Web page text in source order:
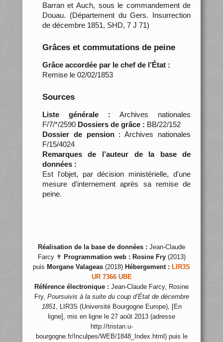
Barran et Auch, sous le commandement de
Douau. (Département du Gers. Insurrection
de décembre 1851, SHD, 7 J 71)
Grâces et commutations de peine
Grâce accordée par le chef de l’État :
Remise le 02/02/1853
Sources
Liste générale : Archives nationales
F/7/*/2590 Dossiers de grâce : BB/22/152
Dossier de pension: Archives nationales
F/15/4024
Remarques de l’auteur de la base de
données :
Est l'objet, par décision ministérielle, d'une
mesure d'internement après sa remise de
peine.
Réalisation de la base de données : Jean-Claude
Farcy ✝ Programmation web : Rosine Fry(2013)
puis Morgane Valageas (2018) Hébergement : LIR3S
UR 7366 UBE
Référence électronique : Jean-Claude Farcy, Rosine
Fry, Poursuivis à la suite du coup d’État de décembre
1851, LIR3S (Université Bourgogne Europe), [En
ligne], mis en ligne le 27 août 2013 (adresse
http://tristan.u-
bourgogne.fr/Inculpes/WEB/1848_Index.html) puis le